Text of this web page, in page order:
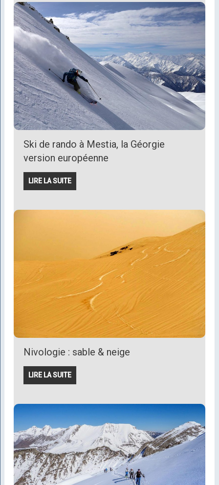
Ski de rando à Mestia, la Géorgie
version européenne
LIRE LA SUITE
Nivologie : sable & neige
LIRE LA SUITE